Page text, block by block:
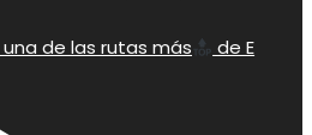
de las rutas más de E